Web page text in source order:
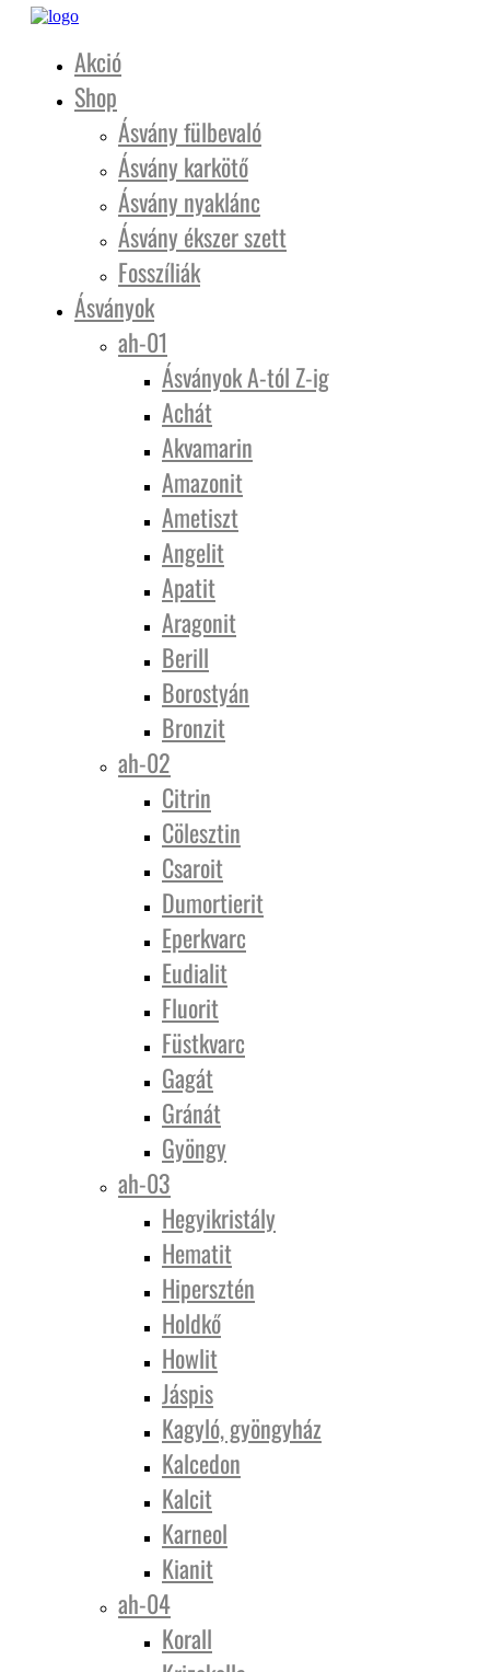
Akció
Shop
Ásvány fülbevaló
Ásvány karkötő
Ásvány nyaklánc
Ásvány ékszer szett
Fosszíliák
Ásványok
ah-01
Ásványok A-tól Z-ig
Achát
Akvamarin
Amazonit
Ametiszt
Angelit
Apatit
Aragonit
Berill
Borostyán
Bronzit
ah-02
Citrin
Cölesztin
Csaroit
Dumortierit
Eperkvarc
Eudialit
Fluorit
Füstkvarc
Gagát
Gránát
Gyöngy
ah-03
Hegyikristály
Hematit
Hipersztén
Holdkő
Howlit
Jáspis
Kagyló, gyöngyház
Kalcedon
Kalcit
Karneol
Kianit
ah-04
Korall